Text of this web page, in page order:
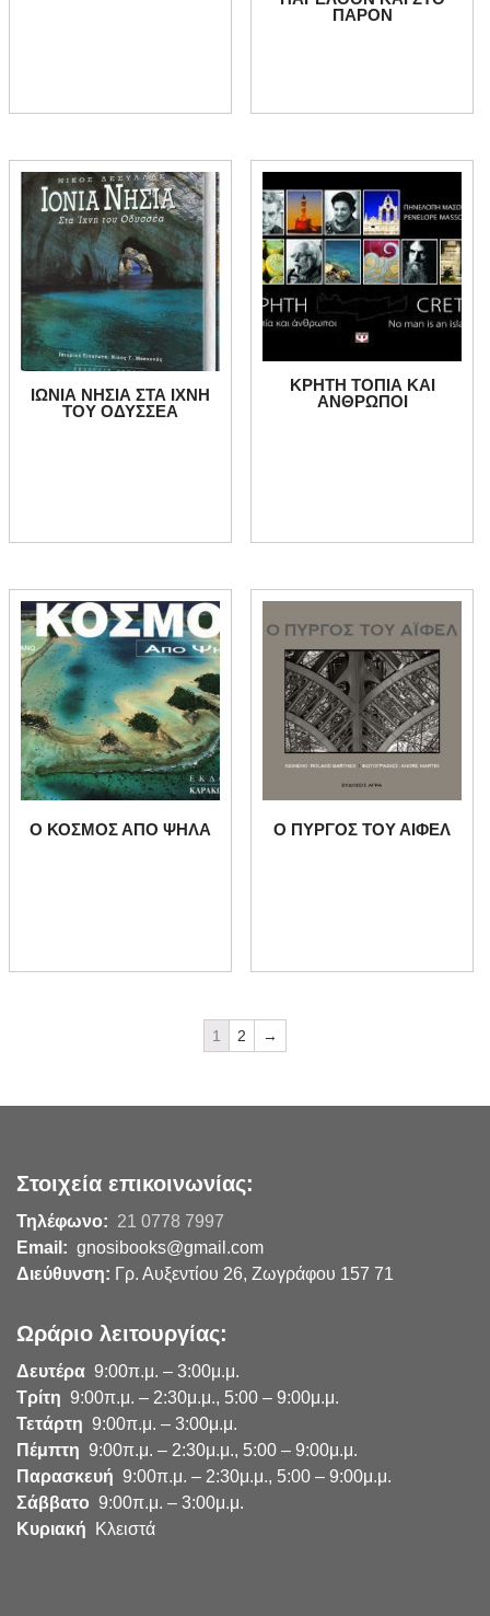
ΠΑΡΟΝ
ΙΩΝΙΑ ΝΗΣΙΑ ΣΤΑ ΙΧΝΗ
ΤΟΥ ΟΔΥΣΣΕΑ
ΚΡΗΤΗ ΤΟΠΙΑ ΚΑΙ
ΑΝΘΡΩΠΟΙ
Ο ΚΟΣΜΟΣ ΑΠΟ ΨΗΛΑ Ο ΠΥΡΓΟΣ ΤΟΥ ΑΙΦΕΛ
1 2 →
Στοιχεία επικοινωνίας:
Τηλέφωνο: 21 0778 7997
Email: gnosibooks@gmail.com
Διεύθυνση: Γρ. Αυξεντίου 26, Ζωγράφου 157 71
Ωράριο λειτουργίας:
Δευτέρα 9:00π.μ. – 3:00μ.μ.
Τρίτη 9:00π.μ. – 2:30μ.μ., 5:00 – 9:00μ.μ.
Τετάρτη 9:00π.μ. – 3:00μ.μ.
Πέμπτη 9:00π.μ. – 2:30μ.μ., 5:00 – 9:00μ.μ.
Παρασκευή 9:00π.μ. – 2:30μ.μ., 5:00 – 9:00μ.μ.
Σάββατο 9:00π.μ. – 3:00μ.μ.
Κυριακή Κλειστά